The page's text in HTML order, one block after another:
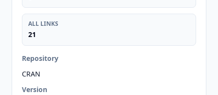
ALL LINKS
21
Repository
CRAN
Version